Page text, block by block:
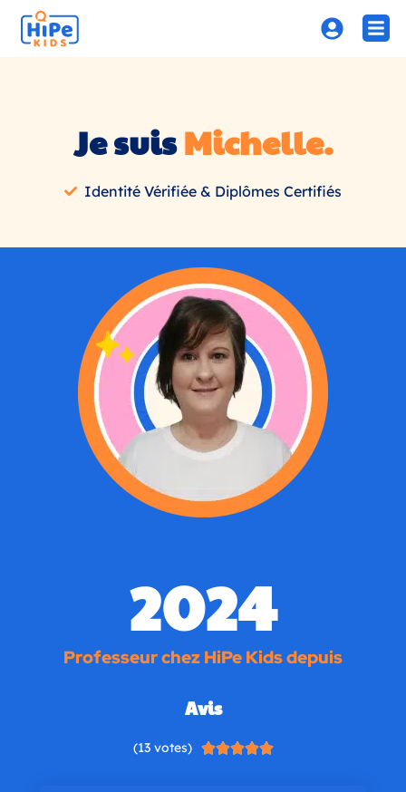
Je suisMichelle.
Identité Vérifiée & Diplômes Certifiés
Professeur chez HiPe Kids depuis
2024
Avis
(13 votes) 